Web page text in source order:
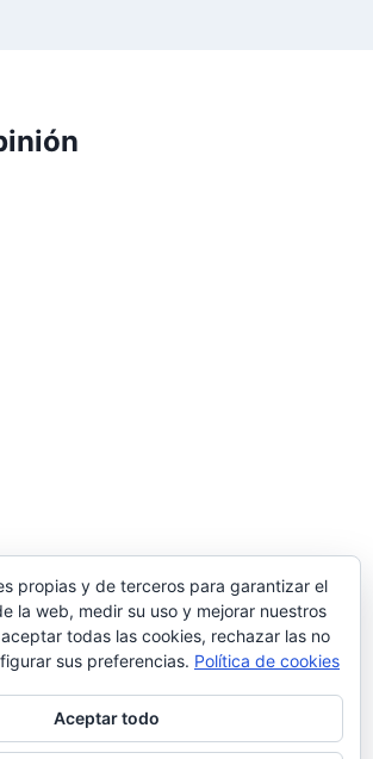
propias y de terceros para garantizar el
la web, medir su uso y mejorar nuestros
todas las cookies, rechazar las no
sus preferencias. Política de cookies
Aceptar todo